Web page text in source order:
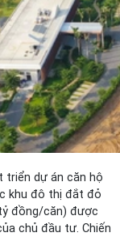
triển dự án căn hộ
khu đô thị đắt đỏ
đồng/căn) được
chủ đầu tư. Chiến